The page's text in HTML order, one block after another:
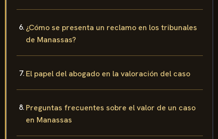
¿Cómo se presenta un reclamo en los tribunales
de Manassas?
El papel del abogado en la valoración del caso
Preguntas frecuentes sobre el valor de un caso
en Manassas